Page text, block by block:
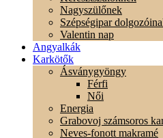
Nagyszülőnek
Szépségipar
Valentin nap
Angyalkák
Karkötők
Ásványgyöngy
Férfi
Női
Energia
Grabovoj számsoros
Neves-fonott makramé